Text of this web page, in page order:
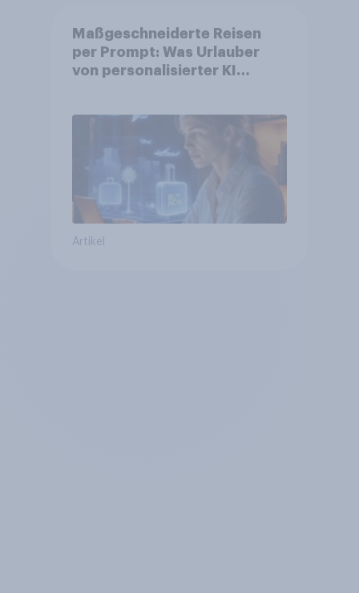
Maßgeschneiderte Reisen
per Prompt: Was Urlauber
von personalisierter KI
bereits genutzt werden
Artikel